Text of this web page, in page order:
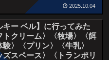
2025.10.04
キー ベル】に行ってみた
トクリーム〉〈牧場〉〈餌
験〉〈プリン〉〈牛乳〉
ズスペース〉〈トランポリ